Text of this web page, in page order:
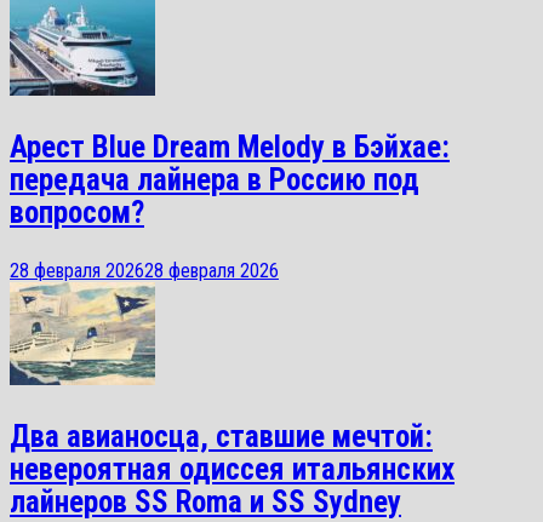
Арест Blue Dream Melody в Бэйхае:
передача лайнера в Россию под
вопросом?
28 февраля 202628 февраля 2026
Два авианосца, ставшие мечтой:
невероятная одиссея итальянских
лайнеров SS Roma и SS Sydney